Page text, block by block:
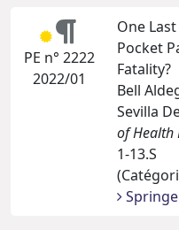
PE n° 2222
2022/01
One
Pocket
Fatality?
Bell
Sevilla
of Health
1-13.S